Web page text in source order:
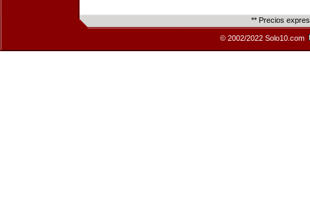
** Precios
© 2002/2022 Solo10.com